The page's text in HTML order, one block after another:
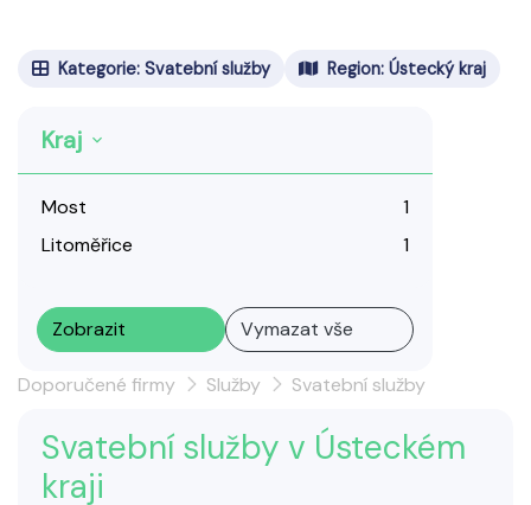
Kategorie: Svatební služby Region: Ústecký kraj
Kraj
Most
1
Litoměřice
1
Zobrazit Vymazat vše
Doporučené firmy Služby Svatební služby
Svatební služby v Ústeckém
kraji